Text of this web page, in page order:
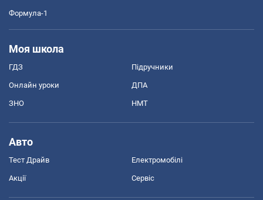
Формула-1
Моя школа
ГДЗ Підручники
Онлайн уроки ДПА
ЗНО НМТ
Авто
Тест Драйв Електромобілі
Акції Сервіс